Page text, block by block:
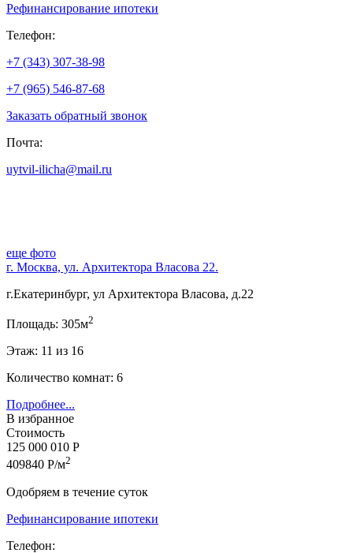
Рефинансирование ипотеки
Телефон:
+7 (343) 307-38-98
+7 (965) 546-87-68
Заказать обратный звонок
Почта:
uytvil-ilicha@mail.ru
еще фото
г. Москва, ул. Архитектора Власова 22.
г.Екатеринбург, ул Архитектора Власова, д.22
Площадь: 305м2
Этаж: 11 из 16
Количество комнат: 6
Подробнее...
В избранное
Стоимость
125 000 010 Р
409840 Р/м2
Одобряем в течение суток
Рефинансирование ипотеки
Телефон: